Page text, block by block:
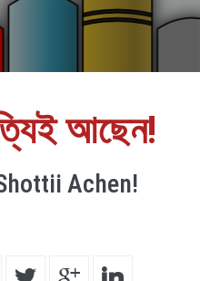
আছেন!
Achen!